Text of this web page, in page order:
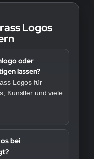
Logos
oder
lassen?
Logos für
Künstler und viele
bei